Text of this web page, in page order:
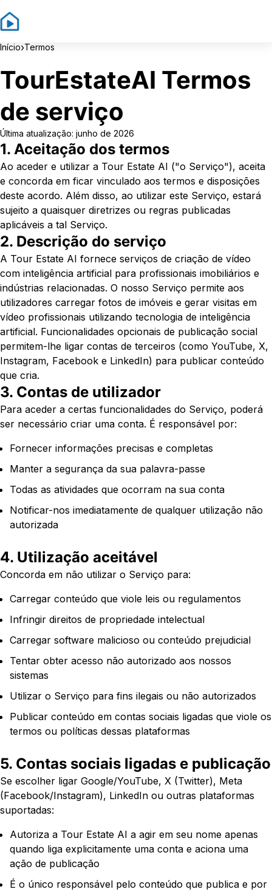
Início›Termos
TourEstateAI Termos
de serviço
Última atualização: junho de 2026
1. Aceitação dos termos
Ao aceder e utilizar a Tour Estate AI ("o Serviço"), aceita
e concorda em ficar vinculado aos termos e disposições
deste acordo. Além disso, ao utilizar este Serviço, estará
sujeito a quaisquer diretrizes ou regras publicadas
aplicáveis a tal Serviço.
2. Descrição do serviço
A Tour Estate AI fornece serviços de criação de vídeo
com inteligência artificial para profissionais imobiliários e
indústrias relacionadas. O nosso Serviço permite aos
utilizadores carregar fotos de imóveis e gerar visitas em
vídeo profissionais utilizando tecnologia de inteligência
artificial. Funcionalidades opcionais de publicação social
permitem-lhe ligar contas de terceiros (como YouTube, X,
Instagram, Facebook e LinkedIn) para publicar conteúdo
que cria.
3. Contas de utilizador
Para aceder a certas funcionalidades do Serviço, poderá
ser necessário criar uma conta. É responsável por:
Fornecer informações precisas e completas
Manter a segurança da sua palavra-passe
Todas as atividades que ocorram na sua conta
Notificar-nos imediatamente de qualquer utilização não
autorizada
4. Utilização aceitável
Concorda em não utilizar o Serviço para:
Carregar conteúdo que viole leis ou regulamentos
Infringir direitos de propriedade intelectual
Carregar software malicioso ou conteúdo prejudicial
Tentar obter acesso não autorizado aos nossos
sistemas
Utilizar o Serviço para fins ilegais ou não autorizados
Publicar conteúdo em contas sociais ligadas que viole os
termos ou políticas dessas plataformas
5. Contas sociais ligadas e publicação
Se escolher ligar Google/YouTube, X (Twitter), Meta
(Facebook/Instagram), LinkedIn ou outras plataformas
suportadas:
Autoriza a Tour Estate AI a agir em seu nome apenas
quando liga explicitamente uma conta e aciona uma
ação de publicação
É o único responsável pelo conteúdo que publica e por